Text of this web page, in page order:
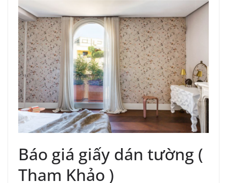
Báo giá giấy dán tường (
Tham Khảo )